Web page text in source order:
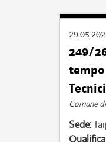
249/
Comune
Sede: